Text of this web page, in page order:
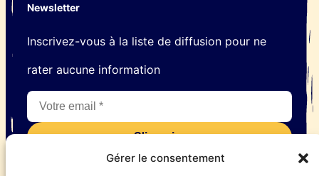
Gérer le consentement
Newsletter
Inscrivez-vous à la liste de diffusion pour ne
rater aucune information